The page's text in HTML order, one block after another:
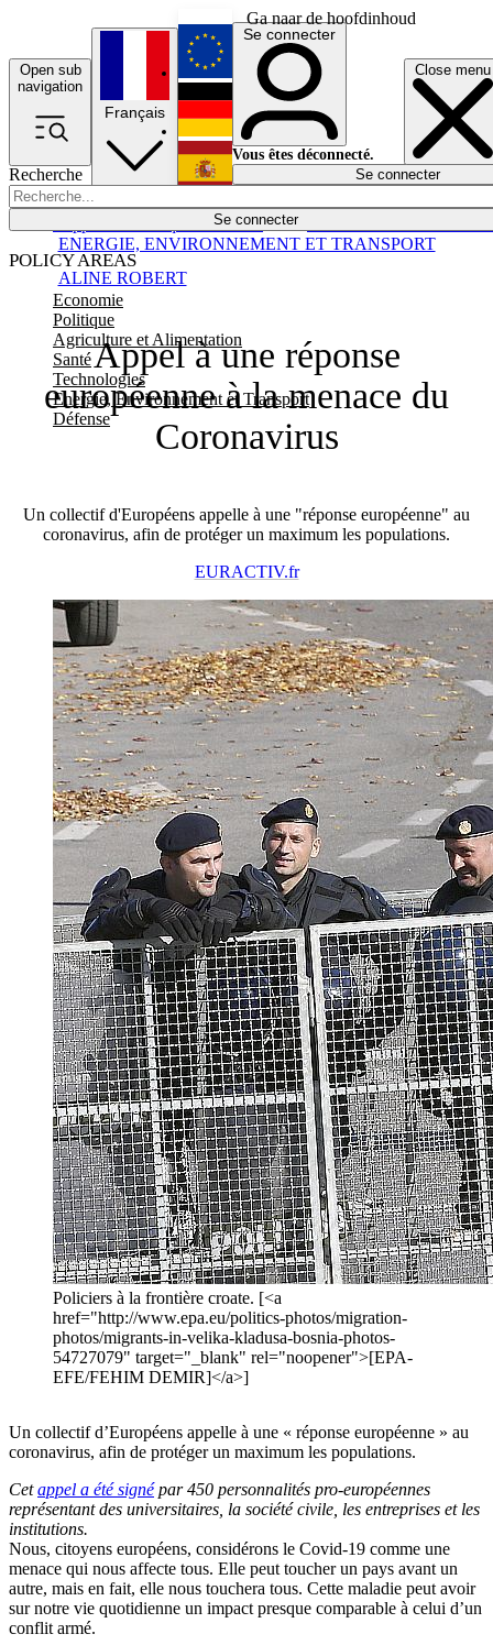
Ga naar de hoofdinhoud
Open sub
navigation
Close menu
Recherche
Se connecter
POLICY AREAS
Economie
Politique
Agriculture et Alimentation
Santé
Technologies
Energie, Environnement et Transport
Défense
Économie
Français
English
Deutsch
Español
Se connecter
Vous êtes déconnecté.
Se connecter
Appel à une réponse
européenne à la menace du
Coronavirus
Un collectif d'Européens appelle à une "réponse européenne" au
coronavirus, afin de protéger un maximum les populations.
ALINE ROBERT
ENERGIE, ENVIRONNEMENT ET TRANSPORT
EURACTIV.fr
Policiers à la frontière croate. [<a
href="http://www.epa.eu/politics-photos/migration-
photos/migrants-in-velika-kladusa-bosnia-photos-
54727079" target="_blank" rel="noopener">[EPA-
EFE/FEHIM DEMIR]</a>]
Un collectif d’Européens appelle à une « réponse européenne » au
coronavirus, afin de protéger un maximum les populations.
Cetappel a été signépar 450 personnalités pro-européennes
représentant des universitaires, la société civile, les entreprises et les
institutions.
Nous, citoyens européens, considérons le Covid-19 comme une
menace qui nous affecte tous. Elle peut toucher un pays avant un
autre, mais en fait, elle nous touchera tous. Cette maladie peut avoir
sur notre vie quotidienne un impact presque comparable à celui d’un
conflit armé.